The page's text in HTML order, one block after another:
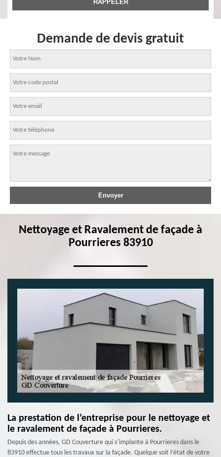
Demande de devis gratuit
Nettoyage et Ravalement de façade à
Pourrieres 83910
La prestation de l’entreprise pour le nettoyage et
le ravalement de façade à Pourrieres.
Depuis des années, GD Couverture qui s’implante à Pourrieres dans le
83910 effectue tous les travaux sur la façade. Quelque soit l’état de votre